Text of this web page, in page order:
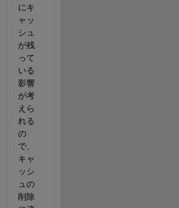
にキ
ャッ
シュ
が残
って
いる
影響
が考
えら
れる
の
で、
キャ
ッシ
ュの
削除